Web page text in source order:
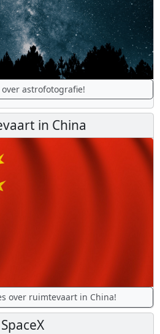
over astrofotografie!
in China
over ruimtevaart in China!
SpaceX